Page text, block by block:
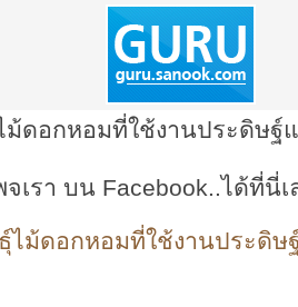
ม้ดอกหอมที่ใช้งานประดิษฐ์
เรา บน Facebook..ได้ที่นี่เ
ไม้ดอกหอมที่ใช้งานประดิษ